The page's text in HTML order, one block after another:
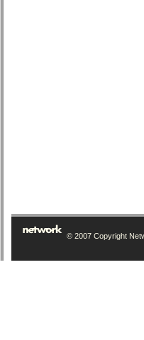
© 2007 Copyright